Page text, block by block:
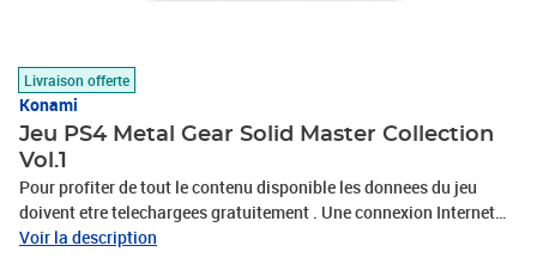
Livraison offerte
Konami
Jeu PS4 Metal Gear Solid Master Collection
Vol.1
Pour profiter de tout le contenu disponible les donnees du jeu
doivent etre telechargees gratuitement . Une connexion Internet
est requise. 29.5 Go Plus de 30 Go pour les videos bonus . Une
Voir la description